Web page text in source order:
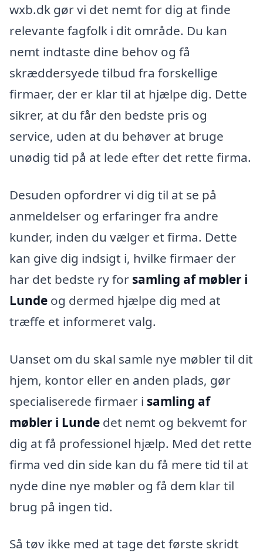
wxb.dk gør vi det nemt for dig at finde
relevante fagfolk i dit område. Du kan
nemt indtaste dine behov og få
skræddersyede tilbud fra forskellige
firmaer, der er klar til at hjælpe dig. Dette
sikrer, at du får den bedste pris og
service, uden at du behøver at bruge
unødig tid på at lede efter det rette firma.
Desuden opfordrer vi dig til at se på
anmeldelser og erfaringer fra andre
kunder, inden du vælger et firma. Dette
kan give dig indsigt i, hvilke firmaer der
har det bedste ry for samling af møbler i
Lunde og dermed hjælpe dig med at
træffe et informeret valg.
Uanset om du skal samle nye møbler til dit
hjem, kontor eller en anden plads, gør
specialiserede firmaer i samling af
møbler i Lunde det nemt og bekvemt for
dig at få professionel hjælp. Med det rette
firma ved din side kan du få mere tid til at
nyde dine nye møbler og få dem klar til
brug på ingen tid.
Så tøv ikke med at tage det første skridt